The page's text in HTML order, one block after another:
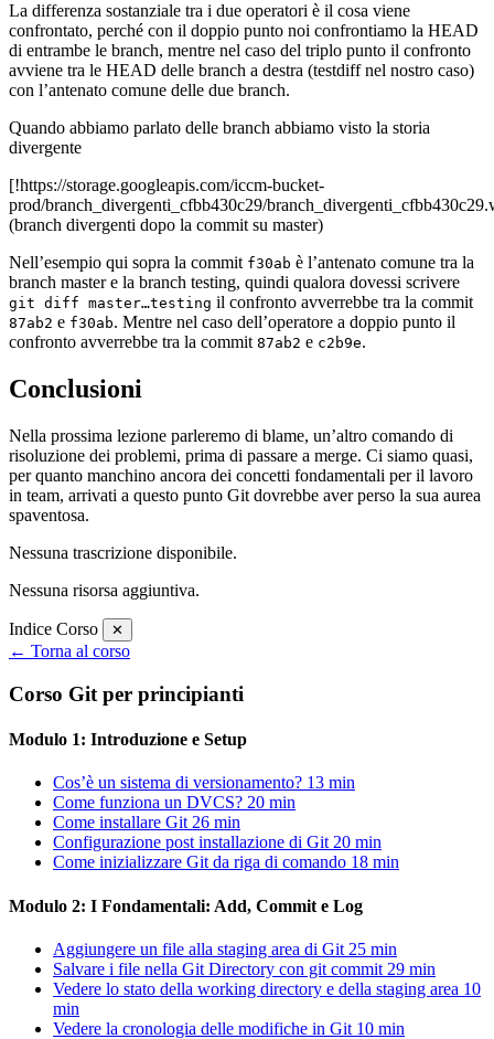
La differenza sostanziale tra i due operatori è il cosa viene
confrontato, perché con il doppio punto noi confrontiamo la HEAD
di entrambe le branch, mentre nel caso del triplo punto il confronto
avviene tra le HEAD delle branch a destra (testdiff nel nostro caso)
con l’antenato comune delle due branch.
Quando abbiamo parlato delle branch abbiamo visto la storia
divergente
[!https://storage.googleapis.com/iccm-bucket-
prod/branch_divergenti_cfbb430c29/
(branch divergenti dopo la commit su master)
Nell’esempio qui sopra la commit f30ab è l’antenato comune tra la
branch master e la branch testing, quindi qualora dovessi scrivere
git diff master…testing il confronto avverrebbe tra la commit
87ab2 e f30ab. Mentre nel caso dell’operatore a doppio punto il
confronto avverrebbe tra la commit 87ab2 e c2b9e.
Conclusioni
Nella prossima lezione parleremo di blame, un’altro comando di
risoluzione dei problemi, prima di passare a merge. Ci siamo quasi,
per quanto manchino ancora dei concetti fondamentali per il lavoro
in team, arrivati a questo punto Git dovrebbe aver perso la sua aurea
spaventosa.
Nessuna trascrizione disponibile.
Nessuna risorsa aggiuntiva.
Indice Corso ✕
← Torna al corso
Corso Git per principianti
Modulo 1: Introduzione e Setup
Cos’è un sistema di versionamento? 13 min
Come funziona un DVCS? 20 min
Come installare Git26 min
Configurazione post installazione di Git20 min
Come inizializzare Git da riga di comando 18 min
Modulo 2: I Fondamentali: Add, Commit e Log
Aggiungere un file alla staging area di Git 25 min
Salvare i file nella Git Directory con git commit 29 min
Vedere lo stato della working directory e della staging area 10
min
Vedere la cronologia delle modifiche in Git 10 min